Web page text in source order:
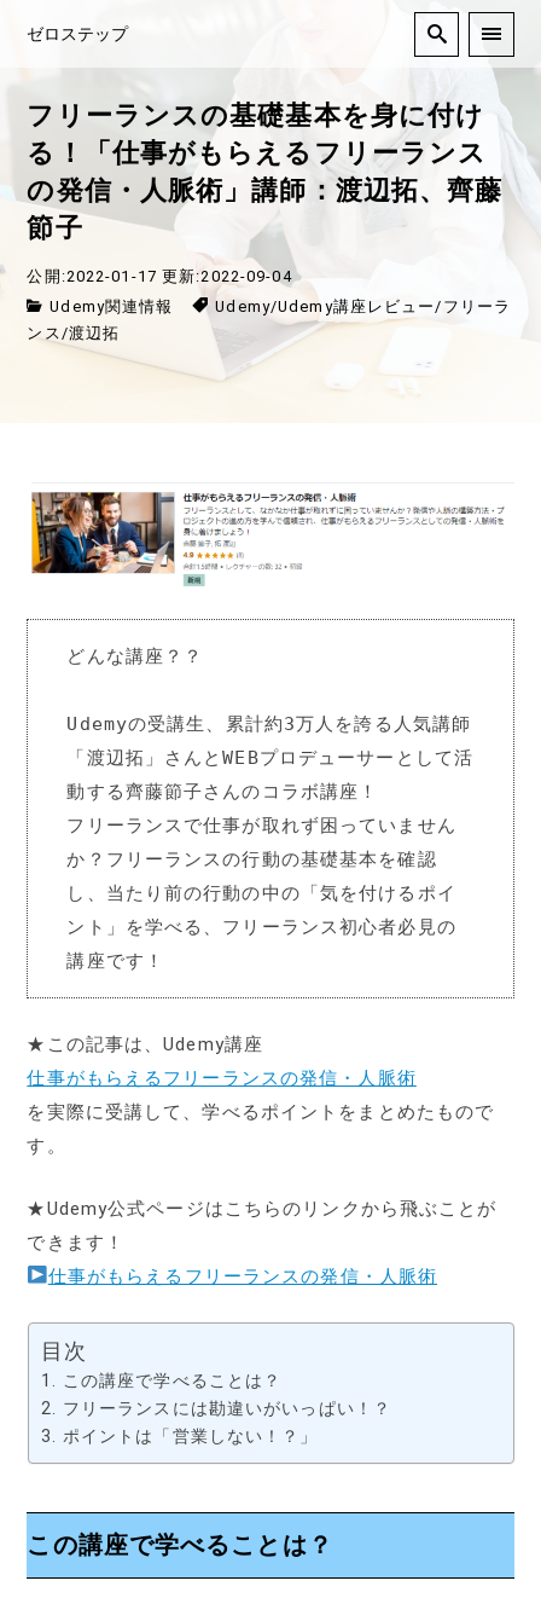
ゼロステップ
フリーランスの基礎基本を身に付け
る！「仕事がもらえるフリーランス
の発信・人脈術」講師：渡辺拓、齊藤
節子
公開:2022-01-17 更新:2022-09-04
Udemy関連情報
Udemy/Udemy講座レビュー / フリーラ
ンス /渡辺拓
どんな講座？？
Udemyの受講生、累計約3万人を誇る人気講師
「渡辺拓」さんとWEBプロデューサーとして活
動する齊藤節子さんのコラボ講座！
フリーランスで仕事が取れず困っていません
か？フリーランスの行動の基礎基本を確認
し、当たり前の行動の中の「気を付けるポイ
ント」を学べる、フリーランス初心者必見の
講座です！
★この記事は、Udemy講座
仕事がもらえるフリーランスの発信・人脈術
を実際に受講して、学べるポイントをまとめたもので
す。
★Udemy公式ページはこちらのリンクから飛ぶことが
できます！
仕事がもらえるフリーランスの発信・人脈術
目次
この講座で学べることは？
フリーランスには勘違いがいっぱい！？
ポイントは「営業しない！？」
この講座で学べることは？